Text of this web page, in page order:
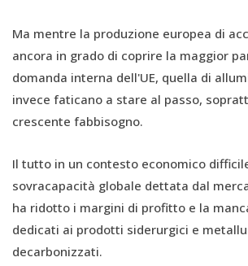
Ma mentre la produzione europea di
ancora in grado di coprire la maggior
domanda interna dell'UE, quella di
invece faticano a stare al passo,
crescente fabbisogno.
Il tutto in un contesto economico
sovracapacità globale dettata dal
ha ridotto i margini di profitto e la
dedicati ai prodotti siderurgici e
decarbonizzati.